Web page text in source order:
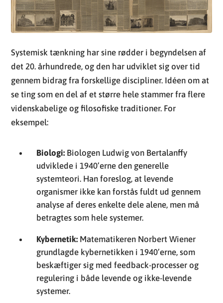
Systemisk tænkning har sine rødder i begyndelsen af
det 20. århundrede, og den har udviklet sig over tid
gennem bidrag fra forskellige discipliner. Idéen om at
se ting som en del af et større hele stammer fra flere
videnskabelige og filosofiske traditioner. For
eksempel:
Biologi: Biologen Ludwig von Bertalanffy
udviklede i 1940’erne den generelle
systemteori. Han foreslog, at levende
organismer ikke kan forstås fuldt ud gennem
analyse af deres enkelte dele alene, men må
betragtes som hele systemer.
Kybernetik: Matematikeren Norbert Wiener
grundlagde kybernetikken i 1940’erne, som
beskæftiger sig med feedback-processer og
regulering i både levende og ikke-levende
systemer.